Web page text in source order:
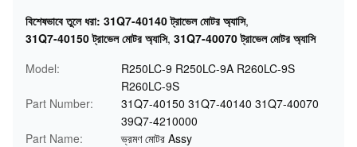
বিশেষভাবে তুলে ধরা: 31Q7-40140 ট্রাভেল মোটর অ্যাসি,
31Q7-40150 ট্রাভেল মোটর অ্যাসি, 31Q7-40070 ট্রাভেল মোটর অ্যাসি
Model:
R250LC-9 R250LC-9A R260LC-9S
R260LC-9S
Part Number:
31Q7-40150 31Q7-40140 31Q7-40070
39Q7-4210000
Part Name:
ভ্রমণ মোটর Assy